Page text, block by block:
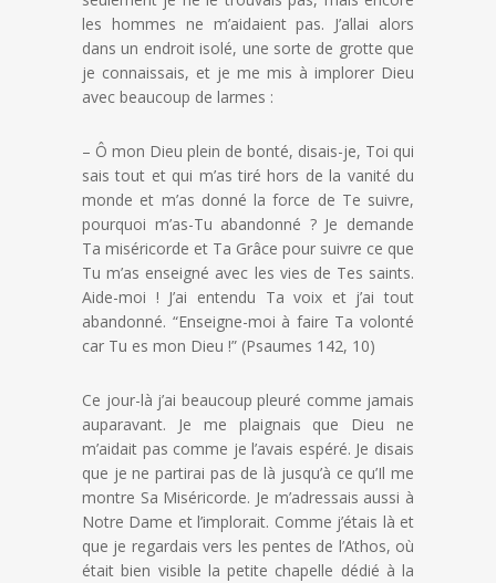
les hommes ne m’aidaient pas. J’allai alors
dans un endroit isolé, une sorte de grotte que
je connaissais, et je me mis à implorer Dieu
avec beaucoup de larmes :
– Ô mon Dieu plein de bonté, disais-je, Toi qui
sais tout et qui m’as tiré hors de la vanité du
monde et m’as donné la force de Te suivre,
pourquoi m’as-Tu abandonné ? Je demande
Ta miséricorde et Ta Grâce pour suivre ce que
Tu m’as enseigné avec les vies de Tes saints.
Aide-moi ! J’ai entendu Ta voix et j’ai tout
abandonné. “Enseigne-moi à faire Ta volonté
car Tu es mon Dieu !” (Psaumes 142, 10)
Ce jour-là j’ai beaucoup pleuré comme jamais
auparavant. Je me plaignais que Dieu ne
m’aidait pas comme je l’avais espéré. Je disais
que je ne partirai pas de là jusqu’à ce qu’Il me
montre Sa Miséricorde. Je m’adressais aussi à
Notre Dame et l’implorait. Comme j’étais là et
que je regardais vers les pentes de l’Athos, où
était bien visible la petite chapelle dédié à la